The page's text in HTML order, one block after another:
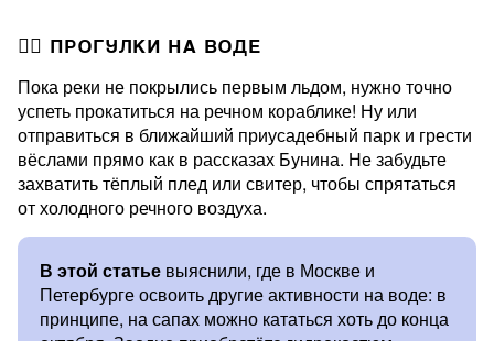
🚣‍♀️ ПРОГУЛКИ НА ВОДЕ
Пока реки не покрылись первым льдом, нужно точно
успеть прокатиться на речном кораблике! Ну или
отправиться в ближайший приусадебный парк и грести
вёслами прямо как в рассказах Бунина. Не забудьте
захватить тёплый плед или свитер, чтобы спрятаться
от холодного речного воздуха.
В этой статье выяснили, где в Москве и
Петербурге освоить другие активности на воде: в
принципе, на сапах можно кататься хоть до конца